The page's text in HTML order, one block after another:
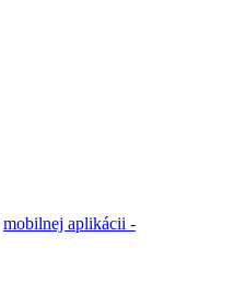
mobilnej aplikácii -